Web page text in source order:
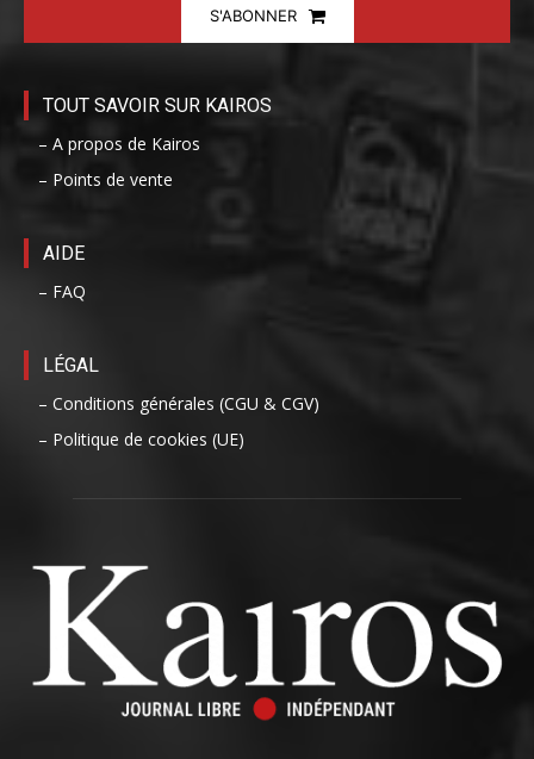
S'ABONNER
TOUT SAVOIR SUR KAIROS
– A propos de Kairos
– Points de vente
AIDE
– FAQ
LÉGAL
– Conditions générales (CGU & CGV)
– Politique de cookies (UE)